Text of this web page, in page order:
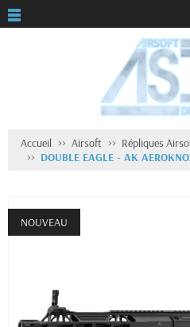
Accueil Airsoft Répliques
DOUBLE EAGLE - AK
NOUVEAU